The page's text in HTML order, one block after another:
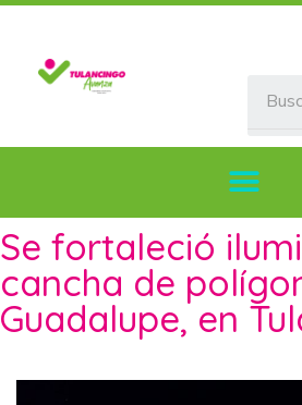
Se fortaleció
cancha de
Guadalupe, en